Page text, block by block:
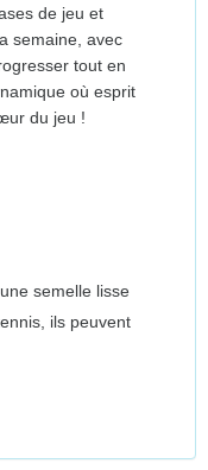
de jeu et
semaine, avec
tout en
où esprit
du jeu !
semelle lisse
ils peuvent